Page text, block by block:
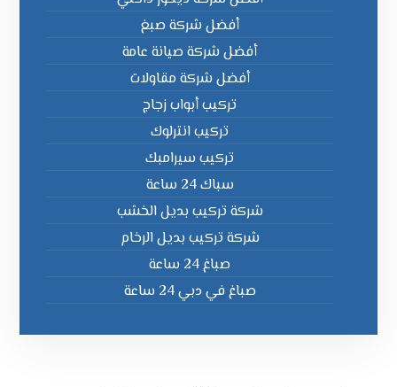
أفضل شركة صبغ
أفضل شركة صيانة عامة
أفضل شركة مقاولات
تركيب أبواب زجاج
تركيب انترلوك
تركيب سيرامبك
سباك 24 ساعة
شركة تركيب بديل الخشب
شركة تركيب بديل الرخام
صباغ 24 ساعة
صباغ في دبي 24 ساعة